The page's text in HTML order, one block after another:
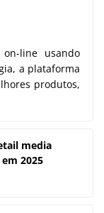
line usando
a plataforma
produtos,
media
2025